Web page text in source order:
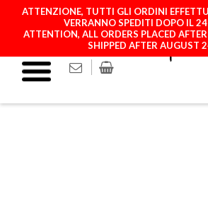
ATTENZIONE, TUTTI GLI ORDINI
VERRANNO SPEDITI DOPO IL
ATTENTION, ALL ORDERS PLACED
SHIPPED AFTER AUGUST